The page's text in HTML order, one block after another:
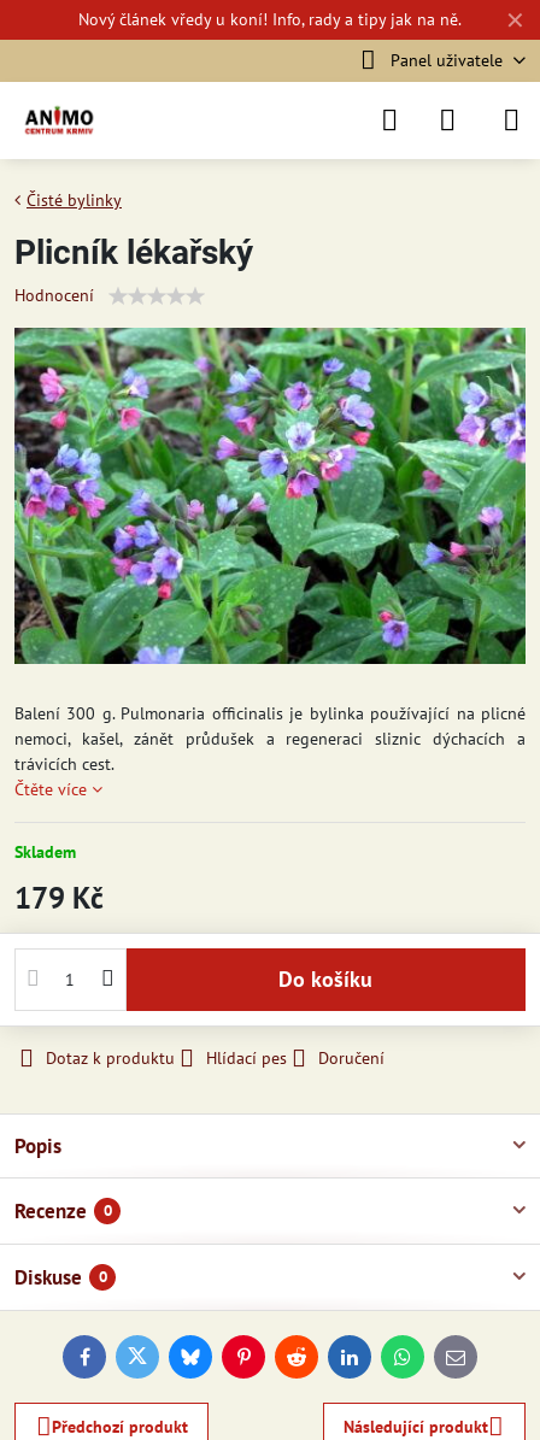
✕
Novýčlánek vředy u koní! Info, rady a tipy jak na ně.
Panel uživatele
Čisté bylinky
Plicník lékařský
Hodnocení
Balení 300 g. Pulmonaria officinalis je bylinka používající na plicné
nemoci, kašel, zánět průdušek a regeneraci sliznic dýchacích a
trávicích cest.
Čtěte více
Skladem
179 Kč
Do košíku
Dotaz k produktu Hlídací pes Doručení
Popis
Recenze 0
Diskuse 0
FacebookTwitterBlueskyPinterestReddit LinkedInWhatsApp
E-
mail
Předchozí produkt Následující produkt